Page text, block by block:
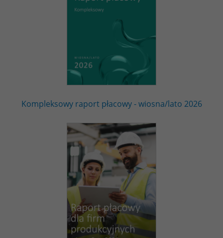
Kompleksowy raport płacowy - wiosna/lato 2026